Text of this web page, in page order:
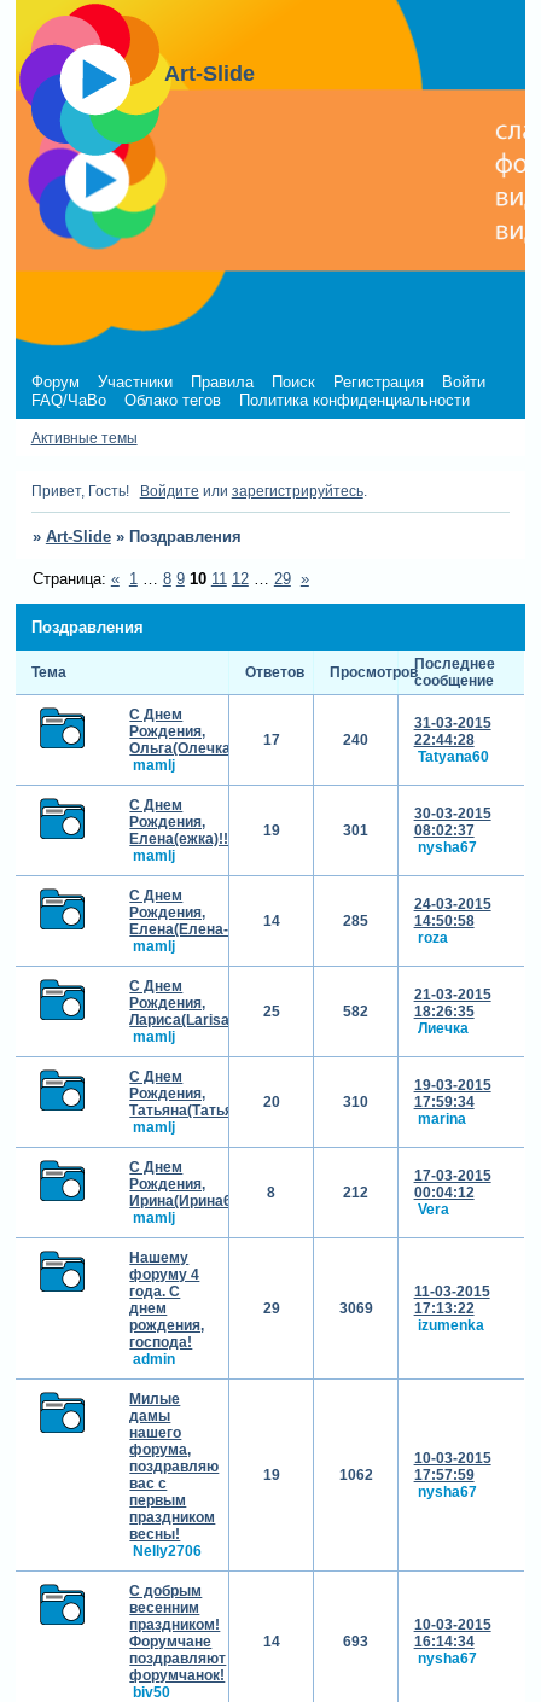
Art-Slide
Форум Участники Правила Поиск Регистрация
Войти
FAQ/ЧаВо
Облако тегов Политика конфиденциальности
Активные темы
Привет, Гость! Войдите или зарегистрируйтесь.
» Art-Slide » Поздравления
Поздравления
Страница: « 1 … 8 9 10 11 12 … 29 »
Тема Ответов ПросмотровПоследнее
сообщение
С Днем
Рождения,
Ольга(Олечка)!!!
mamlj
17 240
31-03-2015
22:44:28
Tatyana60
С Днем
Рождения,
Елена(ежка)!!!
mamlj
19 301
30-03-2015
08:02:37
nysha67
С Днем
Рождения,
Елена(Елена-777)!!!
mamlj
14 285
24-03-2015
14:50:58
roza
С Днем
Рождения,
Лариса(Larisa)!!!
mamlj
25 582
21-03-2015
18:26:35
Лиечка
С Днем
Рождения,
Татьяна(Татьяна56)!!!
mamlj
20 310
19-03-2015
17:59:34
marina
С Днем
Рождения,
Ирина(Ирина69)!!!
mamlj
8 212
17-03-2015
00:04:12
Vera
Нашему
форуму 4
года. С
днем
рождения,
господа!
admin
29 3069
11-03-2015
17:13:22
izumenka
Милые
дамы
нашего
форума,
поздравляю
вас с
первым
праздником
весны!
Nelly2706
19 1062
10-03-2015
17:57:59
nysha67
С добрым
весенним
праздником!
Форумчане
поздравляют
форумчанок!
biv50
14 693
10-03-2015
16:14:34
nysha67